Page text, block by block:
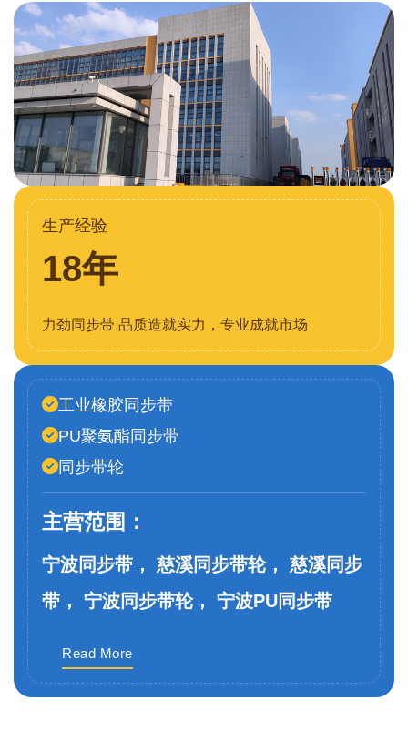
生产经验
18年
力劲同步带 品质造就实力，专业成就市场
工业橡胶同步带
PU聚氨酯同步带
同步带轮
主营范围：
宁波同步带， 慈溪同步带轮， 慈溪同步
带， 宁波同步带轮， 宁波PU同步带
Read More